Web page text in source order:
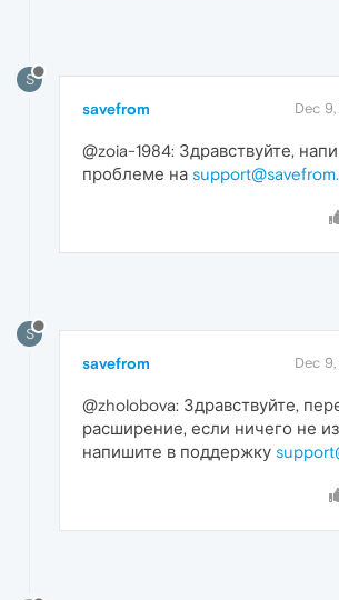
S
savefrom Dec
@zoia-1984: Здравствуйте,
проблеме на
S
savefrom Dec
@zholobova: Здравствуйте,
расширение, если ничего не
напишите в поддержку